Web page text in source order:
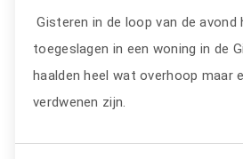
Gisteren in de loop van de avond
toegeslagen in een woning in de
haalden heel wat overhoop maar
verdwenen zijn.